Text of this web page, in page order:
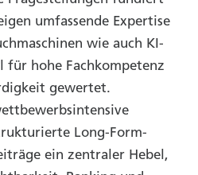
umfassende Expertise
wie auch KI-
für hohe Fachkompetenz
gewertet.
Long-Form-
ein zentraler Hebel,